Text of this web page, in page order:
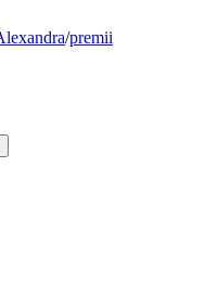
/premii